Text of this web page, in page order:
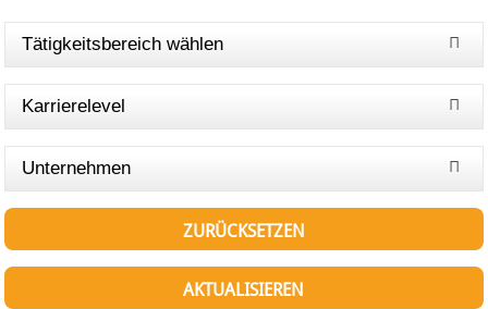
Tätigkeitsbereich wählen
Karrierelevel
Unternehmen
ZURÜCKSETZEN
AKTUALISIEREN